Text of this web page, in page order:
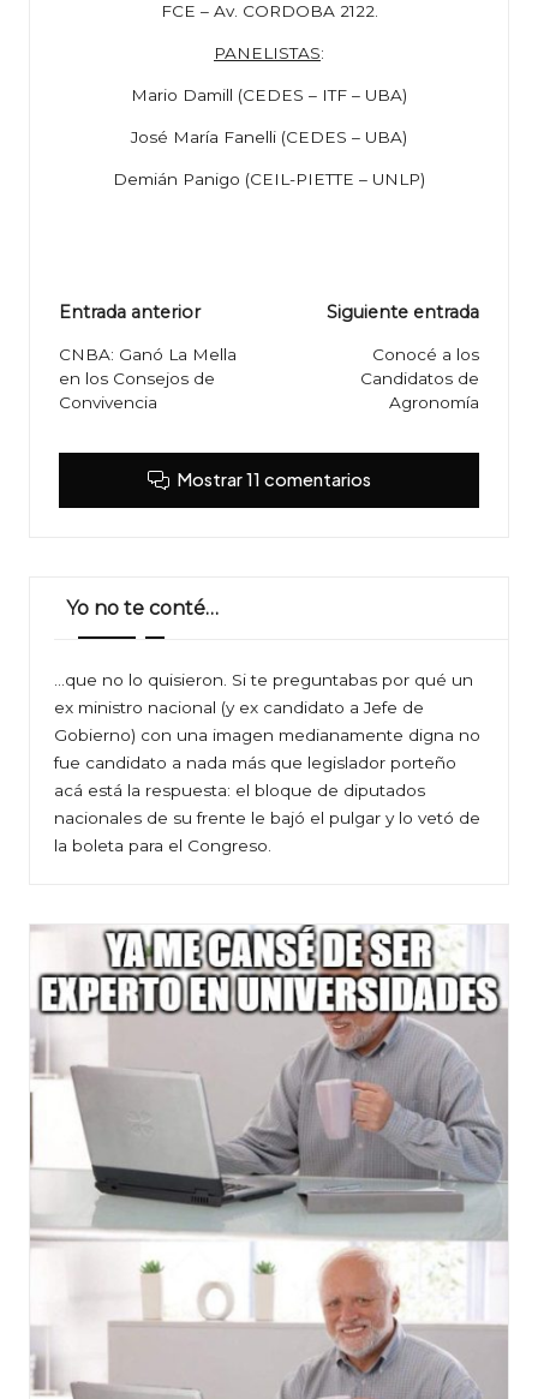
FCE – Av. CORDOBA 2122.
PANELISTAS:
Mario Damill (CEDES – ITF – UBA)
José María Fanelli (CEDES – UBA)
Demián Panigo (CEIL-PIETTE – UNLP)
Navegación
de
entradas
Entrada anterior
CNBA: Ganó La Mella
en los Consejos de
Convivencia
Siguiente entrada
Conocé a los
Candidatos de
Agronomía
Mostrar 11 comentarios
Yo no te conté…
…que no lo quisieron. Si te preguntabas por qué un
ex ministro nacional (y ex candidato a Jefe de
Gobierno) con una imagen medianamente digna no
fue candidato a nada más que legislador porteño
acá está la respuesta: el bloque de diputados
nacionales de su frente le bajó el pulgar y lo vetó de
la boleta para el Congreso.